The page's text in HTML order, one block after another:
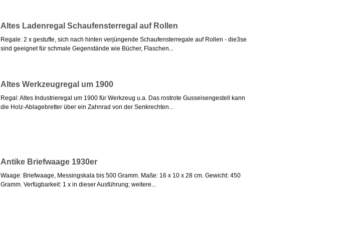
Altes Ladenregal Schaufensterregal auf Rollen
Regale: 2 x gestufte, sich nach hinten verjüngende Schaufensterregale auf Rollen - die3se
sind geeignet für schmale Gegenstände wie Bücher, Flaschen...
Altes Werkzeugregal um 1900
Regal: Altes Industrieregal um 1900 für Werkzeug u.a. Das rostrote Gusseisengestell kann
die Holz-Ablagebretter über ein Zahnrad von der Senkrechten...
Antike Briefwaage 1930er
Waage: Briefwaage, Messingskala bis 500 Gramm. Maße: 16 x 10 x 28 cm. Gewicht: 450
Gramm. Verfügbarkeit: 1 x in dieser Ausführung; weitere...